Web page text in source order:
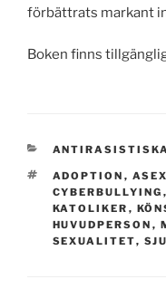
förbättrats markant
Boken finns
KATEGORIER
TAGGAR
ADOPTION ,
CYBERBULLYING ,
KATOLIKER ,
HUVUDPERSON ,
SEXUALITET,